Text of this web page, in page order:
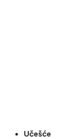
Učešće